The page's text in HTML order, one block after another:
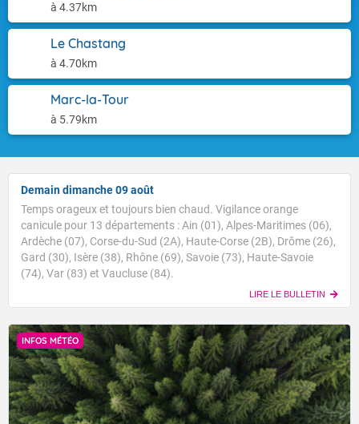
à 4.37km
Le Chastang
à 4.70km
Marc-la-Tour
à 5.79km
Demain dimanche 09 août
Temps orageux et toujours bien chaud. Vigilance orange
canicule pour 13 départements : Ain (01), Alpes-Maritimes (06),
Ardèche (07), Corse-du-Sud (2A), Haute-Corse (2B), Drôme (26),
Gard (30), Isère (38), Rhône (69), Savoie (73), Haute-Savoie
(74), Var (83) et Vaucluse (84).
LIRE LE BULLETIN
INFOS MÉTÉO